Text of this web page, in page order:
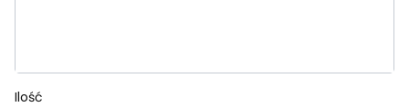
Ilość